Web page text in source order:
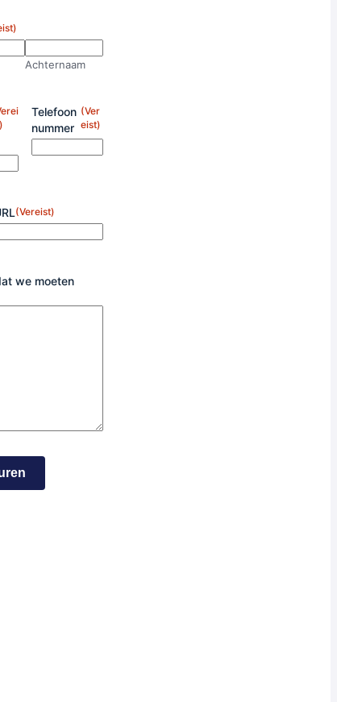
Achternaam
Telefoon
nummer
(Ver
eist)
(Vereist)
we moeten